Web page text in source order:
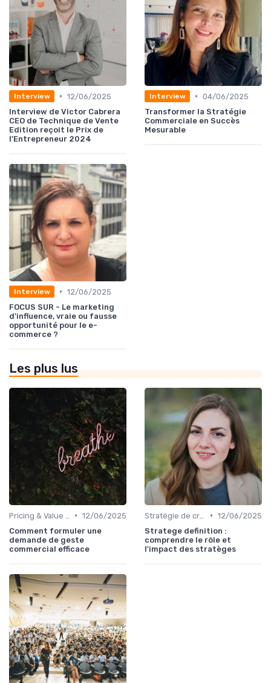
Interview • 12/06/2025
Interview de Victor Cabrera
CEO de Technique de Vente
Edition reçoit le Prix de
l'Entrepreneur 2024
Interview • 04/06/2025
Transformer la Stratégie
Commerciale en Succès
Mesurable
Interview • 12/06/2025
FOCUS SUR - Le marketing
d'influence, vraie ou fausse
opportunité pour le e-
commerce ?
Les plus lus
• 12/06/2025
Comment formuler une
demande de geste
commercial efficace
• 12/06/2025
Stratege definition :
comprendre le rôle et
l'impact des stratèges